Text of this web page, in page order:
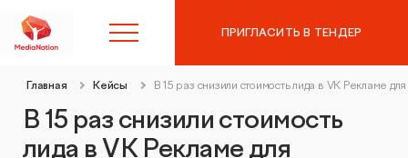
8 (495) 215-10-97
ПРИГЛАСИТЬ В ТЕНДЕР
Главная Кейсы В 15 раз снизили стоимость лида в VK Рекламе
В 15 раз снизили стоимость
лида в VK Рекламе для